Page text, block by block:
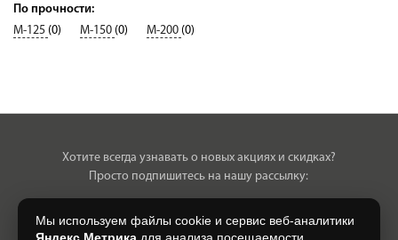
По прочности:
М-125 (0) М-150 (0) М-200 (0)
Хотите всегда узнавать о новых акциях и скидках?
Просто подпишитесь на нашу рассылку:
Мы используем файлы cookie и сервис веб-аналитики